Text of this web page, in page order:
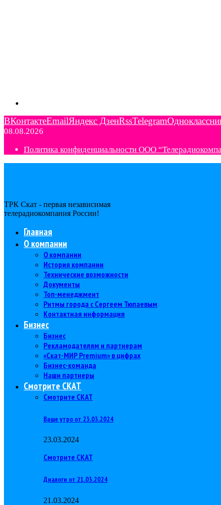
ВКонтактеEmailЯндекс ДзенRssTelegram
08.08.2026
Политика конфиденциальности ООО
ТРК Скат - первая независимая
телерадиокомпания Роcсии!
Главная
О компании
О компании
История компании
Технические возможности
Документы
Топ-менеджмент
Ритмы города с Сергеем Тюпаевым
Контактная информация
Бизнес
Бизнес
Рекламодателям и партнерам
«Скат-МИР Premium» в цифрах
Бизнес-команда
Наши партнеры
Смотрите СКАТ
Смотрите СКАТ
Ваше утро от 23.03.2024
23.03.2024
Смотрите СКАТ
Диалоги от 21.03.2024
21.03.2024